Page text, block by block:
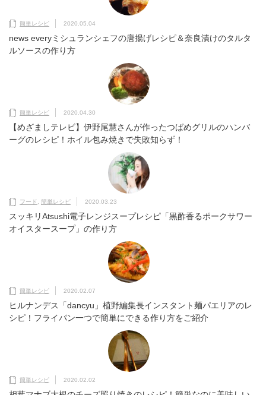
簡単レシピ 2020.05.04
news everyミシュランシェフの唐揚げレシピ＆奈良漬けのタルタ
ルソースの作り方
簡単レシピ 2020.04.30
【めざましテレビ】伊野尾慧さんが作ったつばめグリルのハンバ
ーグのレシピ！ホイル包み焼きで失敗知らず！
フード 簡単レシピ 2020.03.23
スッキリAtsushi電子レンジスープレシピ「黒酢香るポークサワー
オイスタースープ」の作り方
簡単レシピ 2020.02.07
ヒルナンデス「dancyu」植野編集長インスタント麺パエリアのレ
シピ！フライパン一つで簡単にできる作り方をご紹介
簡単レシピ 2020.02.02